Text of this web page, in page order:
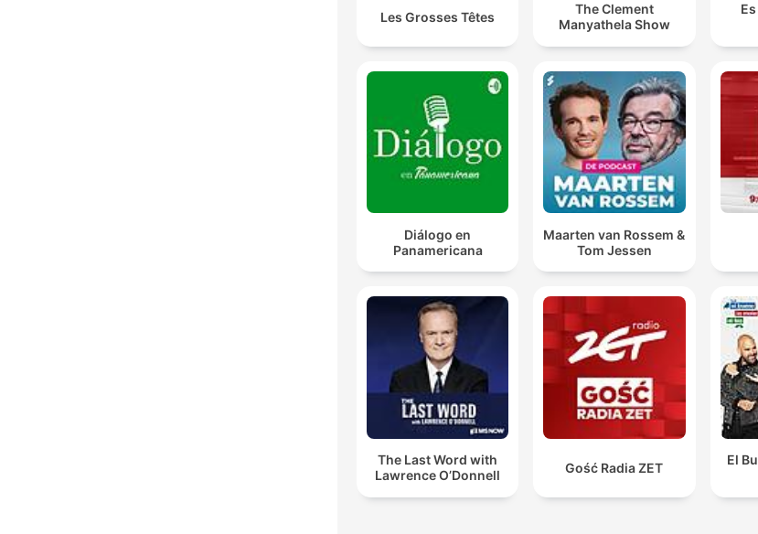
Les Grosses Têtes
The Clement
Manyathela Show
Diálogo en
Panamericana
Maarten van Rossem &
Tom Jessen
The Last Word with
Lawrence O’Donnell
Gość Radia ZET
El